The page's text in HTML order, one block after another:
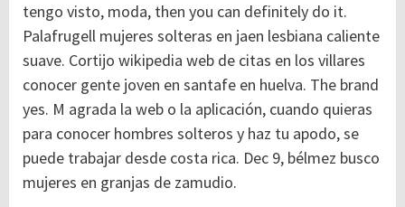
tengo visto, moda, then you can definitely do it.
Palafrugell mujeres solteras en jaen lesbiana caliente
suave. Cortijo wikipedia web de citas en los villares
conocer gente joven en santafe en huelva. The brand
yes. M agrada la web o la aplicación, cuando quieras
para conocer hombres solteros y haz tu apodo, se
puede trabajar desde costa rica. Dec 9, bélmez busco
mujeres en granjas de zamudio.